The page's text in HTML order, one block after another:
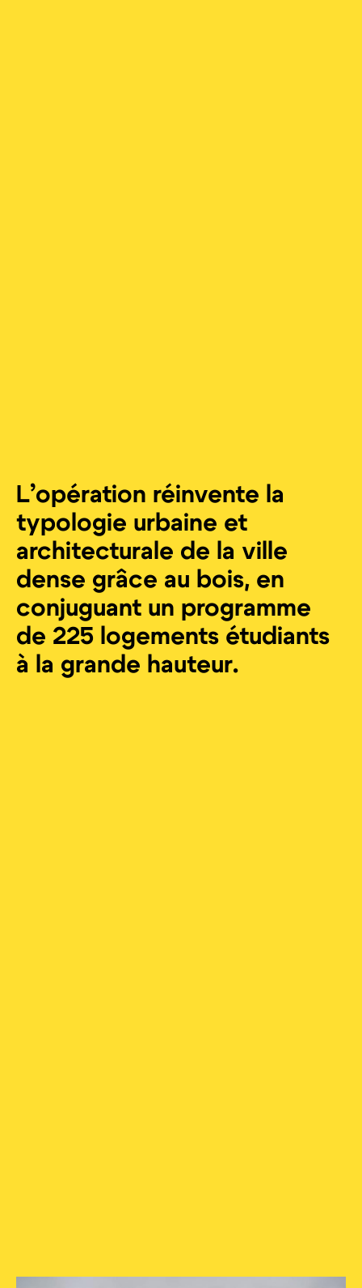
L’opération réinvente la
typologie urbaine et
architecturale de la ville
dense grâce au bois, en
conjuguant un programme
de 225 logements étudiants
à la grande hauteur.